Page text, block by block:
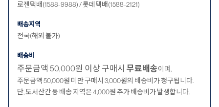
로젠택배(1588-9988) / 롯데택배(1588-2121)
배송지역
전국(해외 불가)
배송비
주문금액 50,000원 이상 구매시 무료배송이며,
주문금액 50,000원 미만 구매시 3,000원의 배송비가 청구됩니다.
단, 도서산간 등 배송 지역은 4,000원 추가 배송비가 발생합니다.